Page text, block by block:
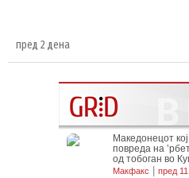
пред 2 дена